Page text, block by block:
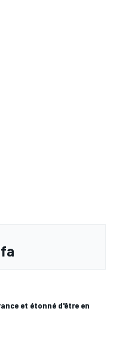
et étonné d'être en